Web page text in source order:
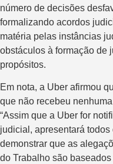
número de decisões
formalizando acordos
matéria pelas instâncias
obstáculos à formação de
propósitos.
Em nota, a Uber afirmou
que não recebeu
“Assim que a Uber for
judicial, apresentará
demonstrar que as
do Trabalho são